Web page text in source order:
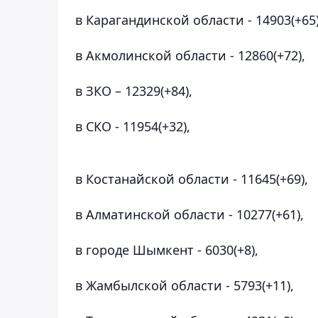
в Карагандинской области -
в Акмолинской области - 12860(+72),
в ЗКО – 12329(+84),
в СКО - 11954(+32),
в Костанайской области - 11645(+69),
в Алматинской области - 10277(+61),
в городе Шымкент - 6030(+8),
в Жамбылской области - 5793(+11),